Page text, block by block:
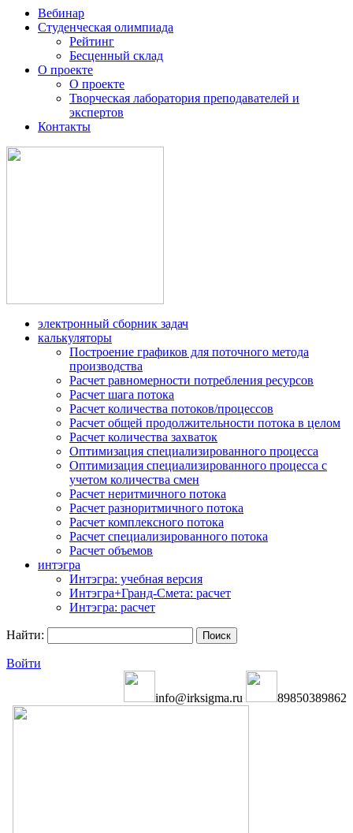
Вебинар
Студенческая олимпиада
Рейтинг
Бесценный склад
О проекте
О проекте
Творческая лаборатория преподавателей и
экспертов
Контакты
электронный сборник задач
калькуляторы
Построение графиков для поточного метода
производства
Расчет равномерности потребления ресурсов
Расчет шага потока
Расчет количества потоков/процессов
Расчет общей продолжительности потока в целом
Расчет количества захваток
Оптимизация специализированного процесса
Оптимизация специализированного процесса с
учетом количества смен
Расчет неритмичного потока
Расчет разноритмичного потока
Расчет комплексного потока
Расчет специализированного потока
Расчет объемов
интэгра
Интэгра: учебная версия
Интэгра+Гранд-Смета: расчет
Интэгра: расчет
Найти:
Войти
info@irksigma.ru 89850389862